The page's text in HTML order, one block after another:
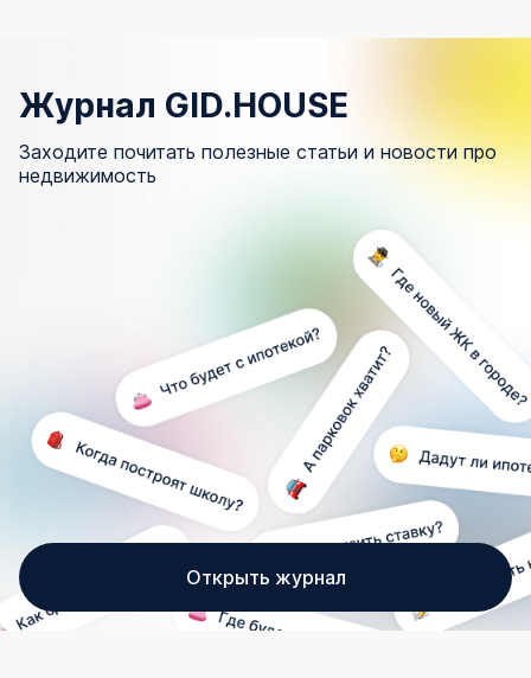
Журнал GID.HOUSE
Заходите почитать полезные статьи и новости про
недвижимость
Открыть журнал